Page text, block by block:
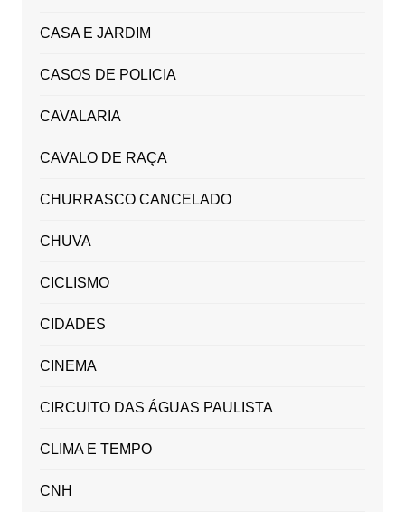
CASA E JARDIM
CASOS DE POLICIA
CAVALARIA
CAVALO DE RAÇA
CHURRASCO CANCELADO
CHUVA
CICLISMO
CIDADES
CINEMA
CIRCUITO DAS ÁGUAS PAULISTA
CLIMA E TEMPO
CNH